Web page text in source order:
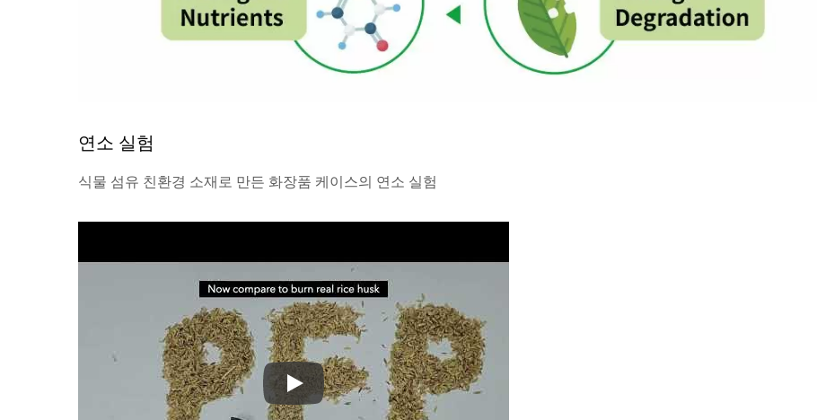
연소 실험
식물 섬유 친환경 소재로 만든 화장품 케이스의 연소 실험
식물 섬유 친환경 소재로 만든 화장품 케이스의 연소 실험